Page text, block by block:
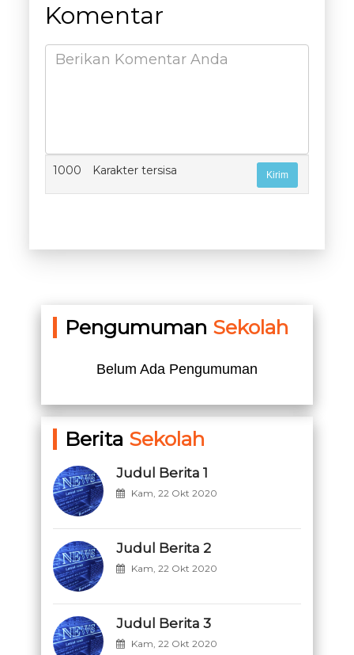
Komentar
1000 Karakter tersisa
Pengumuman Sekolah
Belum Ada Pengumuman
Berita Sekolah
Judul Berita 1
Kam, 22 Okt 2020
Judul Berita 2
Kam, 22 Okt 2020
Judul Berita 3
Kam, 22 Okt 2020